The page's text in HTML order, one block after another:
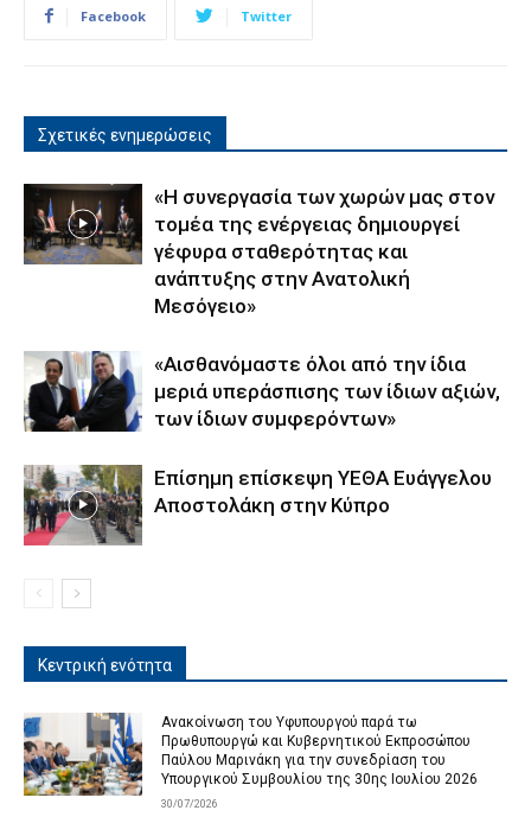
Facebook Twitter
Σχετικές ενημερώσεις
«Η συνεργασία των χωρών μας στον
τομέα της ενέργειας δημιουργεί
γέφυρα σταθερότητας και
ανάπτυξης στην Ανατολική
Μεσόγειο»
«Αισθανόμαστε όλοι από την ίδια
μεριά υπεράσπισης των ίδιων αξιών,
των ίδιων συμφερόντων»
Επίσημη επίσκεψη ΥΕΘΑ Ευάγγελου
Αποστολάκη στην Κύπρο
Κεντρική ενότητα
Ανακοίνωση του Υφυπουργού παρά τω
Πρωθυπουργώ και Κυβερνητικού Εκπροσώπου
Παύλου Μαρινάκη για την συνεδρίαση του
Υπουργικού Συμβουλίου της 30ης Ιουλίου 2026
30/07/2026